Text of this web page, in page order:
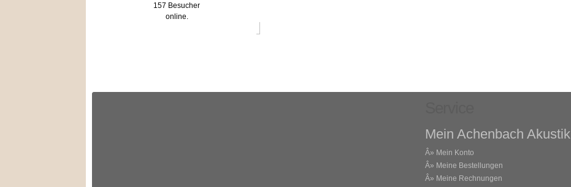
157 Besucher
online.
Mein Achenbach Akustik
Â» Mein Konto
Â» Meine Bestellungen
Â» Meine Rechnungen